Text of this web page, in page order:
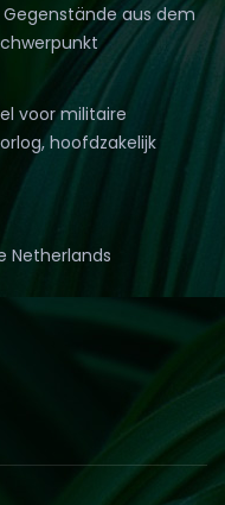
aus dem
voor militaire
hoofdzakelijk
Netherlands